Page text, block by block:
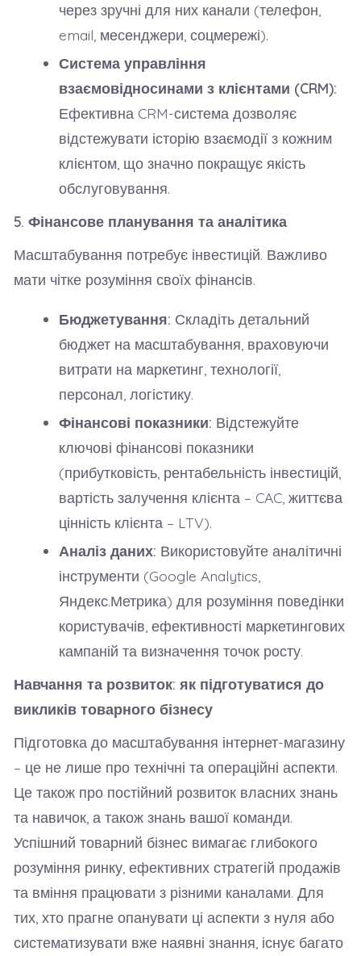
через зручні для них канали (телефон,
email, месенджери, соцмережі).
Система управління
взаємовідносинами з клієнтами (CRM):
Ефективна CRM-система дозволяє
відстежувати історію взаємодії з кожним
клієнтом, що значно покращує якість
обслуговування.
5. Фінансове планування та аналітика
Масштабування потребує інвестицій. Важливо
мати чітке розуміння своїх фінансів.
Бюджетування: Складіть детальний
бюджет на масштабування, враховуючи
витрати на маркетинг, технології,
персонал, логістику.
Фінансові показники: Відстежуйте
ключові фінансові показники
(прибутковість, рентабельність інвестицій,
вартість залучення клієнта – CAC, життєва
цінність клієнта – LTV).
Аналіз даних: Використовуйте аналітичні
інструменти (Google Analytics,
Яндекс.Метрика) для розуміння поведінки
користувачів, ефективності маркетингових
кампаній та визначення точок росту.
Навчання та розвиток: як підготуватися до
викликів товарного бізнесу
Підготовка до масштабування інтернет-магазину
– це не лише про технічні та операційні аспекти.
Це також про постійний розвиток власних знань
та навичок, а також знань вашої команди.
Успішний товарний бізнес вимагає глибокого
розуміння ринку, ефективних стратегій продажів
та вміння працювати з різними каналами. Для
тих, хто прагне опанувати ці аспекти з нуля або
систематизувати вже наявні знання, існує багато